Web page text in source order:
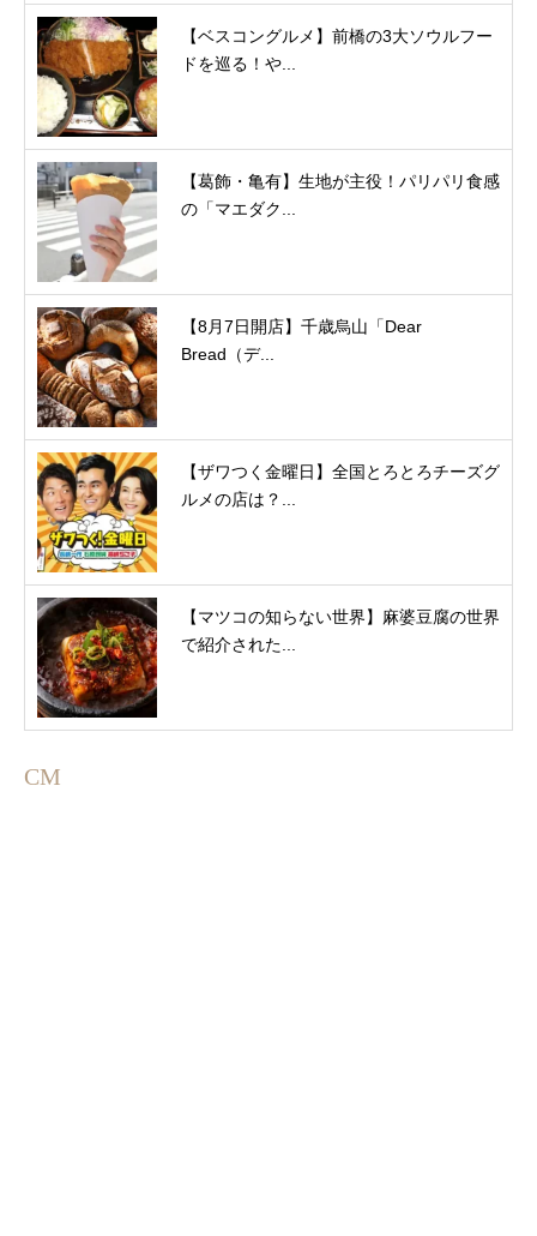
【ベスコングルメ】前橋の3大ソウルフー
ドを巡る！や...
【葛飾・亀有】生地が主役！パリパリ食感
の「マエダク...
【8月7日開店】千歳烏山「Dear
Bread（デ...
【ザワつく金曜日】全国とろとろチーズグ
ルメの店は？...
【マツコの知らない世界】麻婆豆腐の世界
で紹介された...
CM